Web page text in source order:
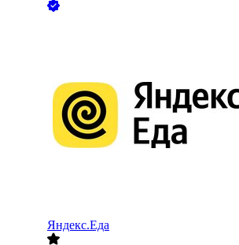
Яндекс.Еда